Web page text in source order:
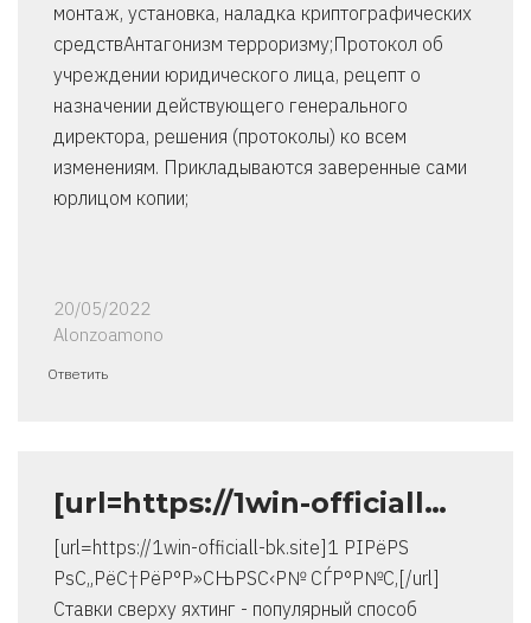
монтаж, установка, наладка криптографических
средствАнтагонизм терроризму;Протокол об
учреждении юридического лица, рецепт о
назначении действующего генерального
директора, решения (протоколы) ко всем
изменениям. Прикладываются заверенные сами
юрлицом копии;
20/05/2022
Alonzoamono
Ответить
[url=https://1win-officiall…
[url=https://1win-officiall-bk.site]1 РІРёРЅ
РѕС„РёС†РёР°Р»СЊРЅС‹Р№ СЃР°Р№С‚[/url]
Ставки сверху яхтинг - популярный способ